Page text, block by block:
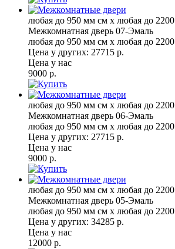
любая до 950 мм см x любая до
Межкомнатная дверь 07-Эмаль
любая до 950 мм см x любая до
Цена у других: 27715 р.
Цена у нас
9000 р.
любая до 950 мм см x любая до
Межкомнатная дверь 06-Эмаль
любая до 950 мм см x любая до
Цена у других: 27715 р.
Цена у нас
9000 р.
любая до 950 мм см x любая до
Межкомнатная дверь 05-Эмаль
любая до 950 мм см x любая до
Цена у других: 34285 р.
Цена у нас
12000 р.